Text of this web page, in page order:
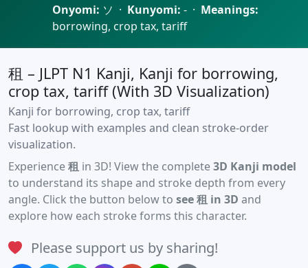
Onyomi: ソ · Kunyomi: - · Meanings:
borrowing, crop tax, tariff
租 – JLPT N1 Kanji, Kanji for borrowing,
crop tax, tariff (With 3D Visualization)
Kanji for borrowing, crop tax, tariff
Fast lookup with examples and clean stroke-order
visualization.
Experience租 in 3D! View the complete3D Kanji model
to understand its shape and stroke depth from every
angle. Click the button below to see 租 in 3D and
explore how each stroke forms this character.
Please support us by sharing!